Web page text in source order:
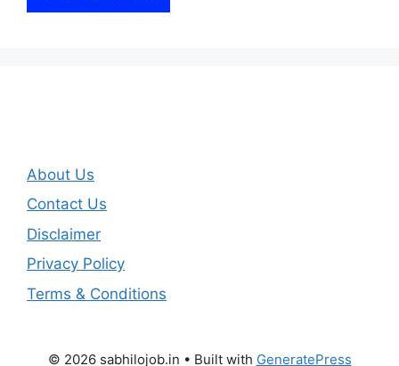
About Us
Contact Us
Disclaimer
Privacy Policy
Terms & Conditions
© 2026 sabhilojob.in • Built with GeneratePress